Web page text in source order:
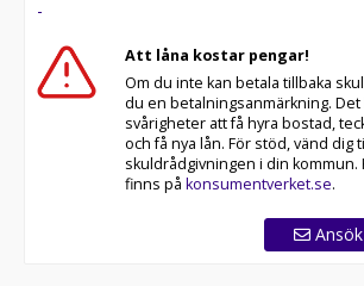
-
Att låna kostar pengar!
Om du inte kan betala tillbaka
du en betalningsanmärkning. Det
svårigheter att få hyra bostad,
och få nya lån. För stöd, vänd dig
skuldrådgivningen i din
finns på konsumentverket.se.